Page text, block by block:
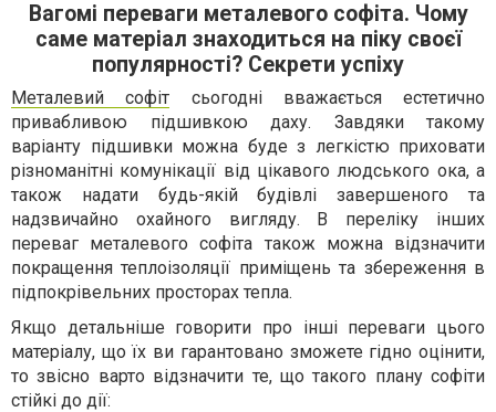
Вагомі переваги металевого софіта. Чому
саме матеріал знаходиться на піку своєї
популярності? Секрети успіху
Металевий софіт сьогодні вважається естетично
привабливою підшивкою даху. Завдяки такому
варіанту підшивки можна буде з легкістю приховати
різноманітні комунікації від цікавого людського ока, а
також надати будь-якій будівлі завершеного та
надзвичайно охайного вигляду. В переліку інших
переваг металевого софіта також можна відзначити
покращення теплоізоляції приміщень та збереження в
підпокрівельних просторах тепла.
Якщо детальніше говорити про інші переваги цього
матеріалу, що їх ви гарантовано зможете гідно оцінити,
то звісно варто відзначити те, що такого плану софіти
стійкі до дії: